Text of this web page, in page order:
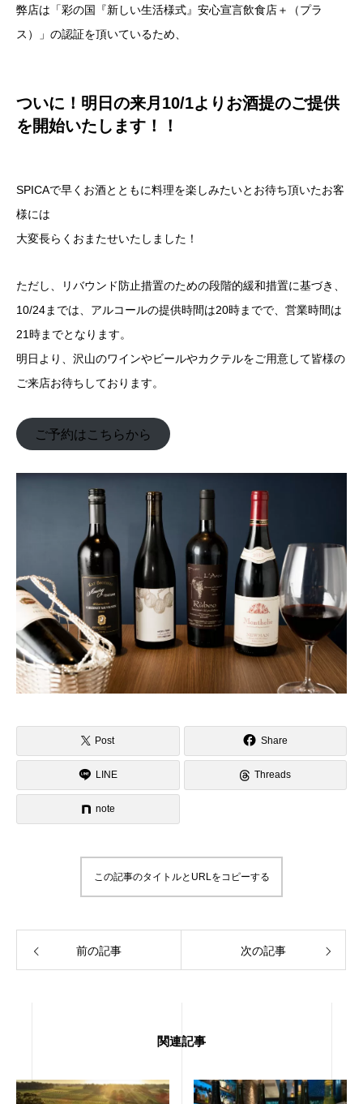
弊店は 「彩の国『新しい生活様式』安心宣言飲食店＋（プラ
ス）」の認証を頂いているため、
ついに！明日の来月10/1よりお酒提のご提供
を開始いたします！！
SPICAで早くお酒とともに料理を楽しみたいとお待ち頂いたお客
様には
大変長らくおまたせいたしました！
ただし、リバウンド防止措置のための段階的緩和措置に基づき、
10/24までは、アルコールの提供時間は20時までで、営業時間は
21時までとなります。
明日より、沢山のワインやビールやカクテルをご用意して皆様の
ご来店お待ちしております。
ご予約はこちらから
Post Share
LINE Threads
note
この記事のタイトルとURLをコピーする
前の記事 次の記事
関連記事